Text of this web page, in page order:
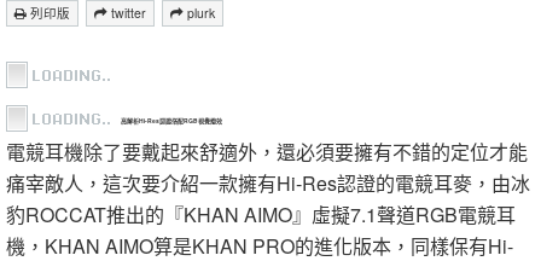
列印版 twitter plurk
高解析Hi-Res認證搭配RGB視覺燈效
電競耳機除了要戴起來舒適外，還必須要擁有不錯的定位才能
痛宰敵人，這次要介紹一款擁有Hi-Res認證的電競耳麥，由冰
豹ROCCAT推出的『KHAN AIMO』虛擬7.1聲道RGB電競耳
機，KHAN AIMO算是KHAN PRO的進化版本，同樣保有Hi-